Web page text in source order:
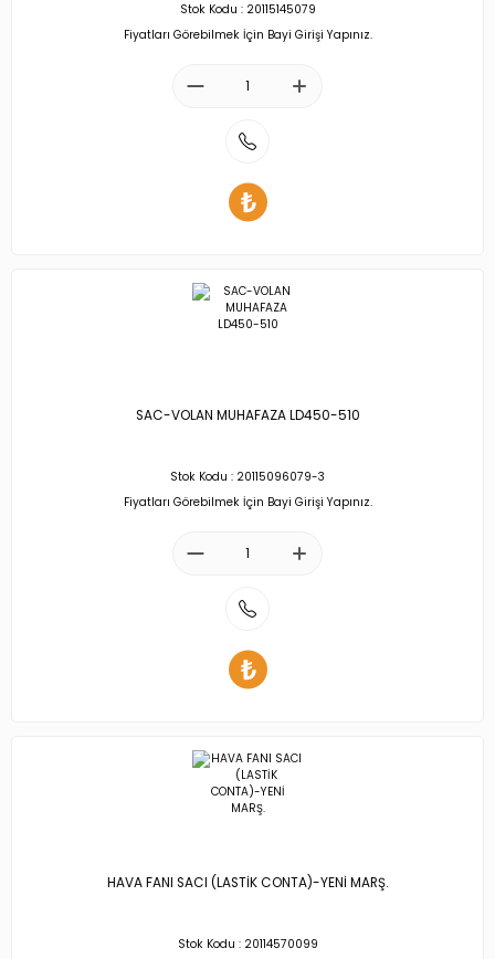
Stok Kodu : 20115145079
Fiyatları Görebilmek İçin Bayi Girişi Yapınız.
SAC-VOLAN MUHAFAZA LD450-510
Stok Kodu : 20115096079-3
Fiyatları Görebilmek İçin Bayi Girişi Yapınız.
HAVA FANI SACI (LASTİK CONTA)-YENİ MARŞ.
Stok Kodu : 20114570099